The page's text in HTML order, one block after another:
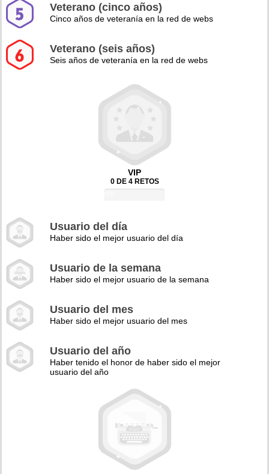
Veterano (cinco años)
Cinco años de veteranía en la red de webs
Veterano (seis años)
Seis años de veteranía en la red de webs
VIP
0 DE 4 RETOS
Usuario del día
Haber sido el mejor usuario del día
Usuario de la semana
Haber sido el mejor usuario de la semana
Usuario del mes
Haber sido el mejor usuario del mes
Usuario del año
Haber tenido el honor de haber sido el mejor
usuario del año